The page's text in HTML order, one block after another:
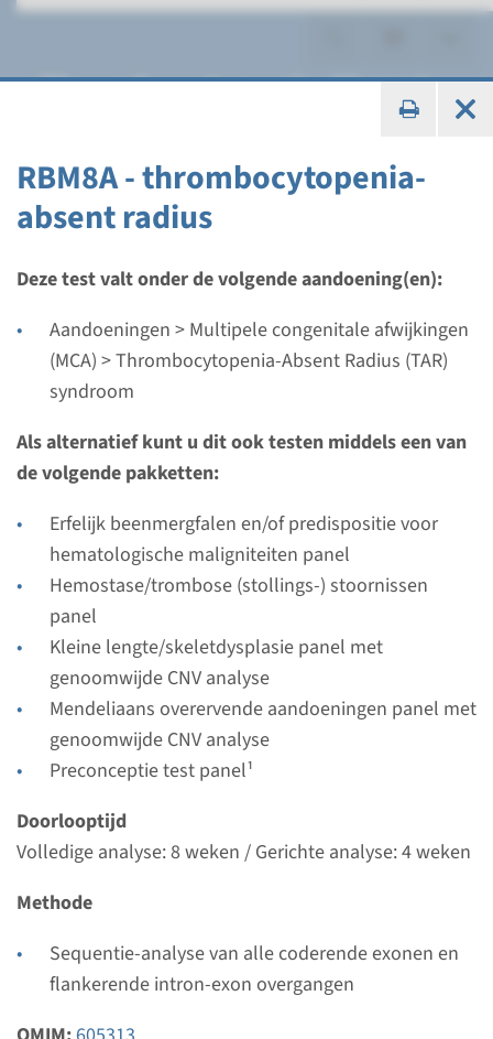
RBM8A - thrombocytopenia-
absent radius
Deze test valt onder de volgende aandoening(en):
Aandoeningen > Multipele congenitale afwijkingen
(MCA) > Thrombocytopenia-Absent Radius (TAR)
syndroom
Als alternatief kunt u dit ook testen middels een van
de volgende pakketten:
Erfelijk beenmergfalen en/of predispositie voor
hematologische maligniteiten panel
Hemostase/trombose (stollings-) stoornissen
panel
Kleine lengte/skeletdysplasie panel met
genoomwijde CNV analyse
Mendeliaans overervende aandoeningen panel met
genoomwijde CNV analyse
Preconceptie test panel¹
Doorlooptijd
Volledige analyse: 8 weken / Gerichte analyse: 4 weken
Methode
Sequentie-analyse van alle coderende exonen en
flankerende intron-exon overgangen
Thrombocytopenia-Absent
Gen
RBM8A - thrombocytopenia-
absent radius
Doorlooptijd
Volledige analyse: 8 weken / Gerichte analyse: 4
weken
Radboudumc
Bekijk
Toevoegen